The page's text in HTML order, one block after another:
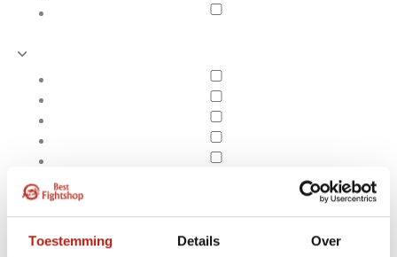
Toestemming Details Over